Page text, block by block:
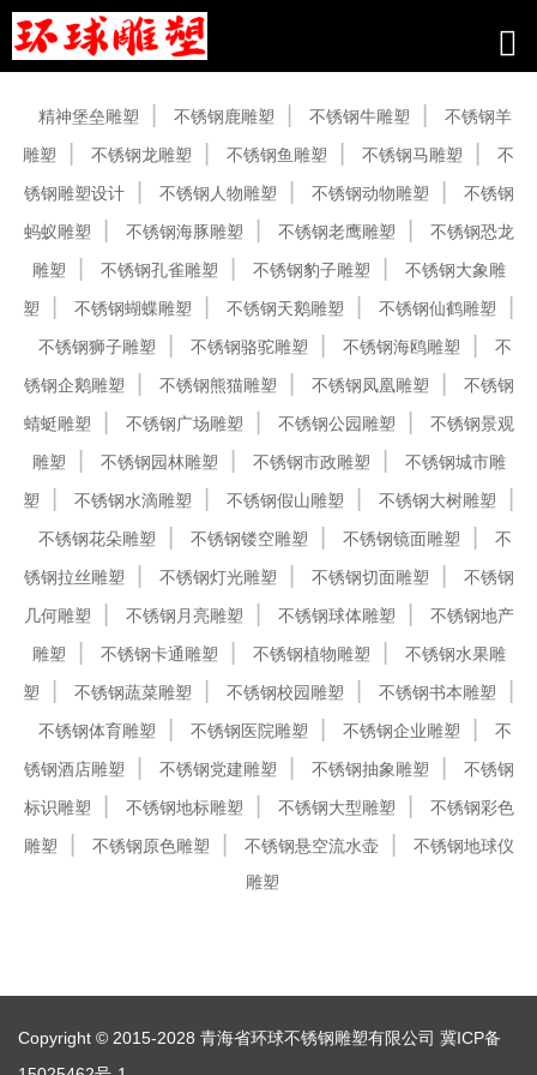
精神堡垒雕塑 不锈钢鹿雕塑 不锈钢牛雕塑
不锈钢羊
雕塑
不锈钢龙雕塑 不锈钢鱼雕塑 不锈钢马雕塑
不
锈钢雕塑设计
不锈钢人物雕塑 不锈钢动物雕塑
不锈钢
蚂蚁雕塑
不锈钢海豚雕塑 不锈钢老鹰雕塑
不锈钢恐龙
雕塑
不锈钢孔雀雕塑 不锈钢豹子雕塑
不锈钢大象雕
塑
不锈钢蝴蝶雕塑 不锈钢天鹅雕塑
不锈钢仙鹤雕塑
不锈钢狮子雕塑
不锈钢骆驼雕塑 不锈钢海鸥雕塑
不
锈钢企鹅雕塑
不锈钢熊猫雕塑 不锈钢凤凰雕塑
不锈钢
蜻蜓雕塑
不锈钢广场雕塑 不锈钢公园雕塑
不锈钢景观
雕塑
不锈钢园林雕塑 不锈钢市政雕塑
不锈钢城市雕
塑
不锈钢水滴雕塑 不锈钢假山雕塑
不锈钢大树雕塑
不锈钢花朵雕塑
不锈钢镂空雕塑 不锈钢镜面雕塑
不
锈钢拉丝雕塑
不锈钢灯光雕塑 不锈钢切面雕塑
不锈钢
几何雕塑
不锈钢月亮雕塑 不锈钢球体雕塑
不锈钢地产
雕塑
不锈钢卡通雕塑 不锈钢植物雕塑
不锈钢水果雕
塑
不锈钢蔬菜雕塑 不锈钢校园雕塑
不锈钢书本雕塑
不锈钢体育雕塑
不锈钢医院雕塑 不锈钢企业雕塑
不
锈钢酒店雕塑
不锈钢党建雕塑 不锈钢抽象雕塑
不锈钢
标识雕塑
不锈钢地标雕塑 不锈钢大型雕塑
不锈钢彩色
雕塑
不锈钢原色雕塑 不锈钢悬空流水壶
不锈钢地球仪
雕塑
Copyright © 2015-2028 青海省环球不锈钢雕塑有限公司 冀ICP备